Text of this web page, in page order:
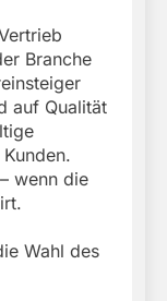
Branche
auf Qualität
wenn die
Wahl des